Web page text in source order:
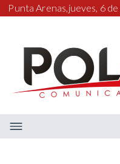
Punta Arenas,jueves, 6